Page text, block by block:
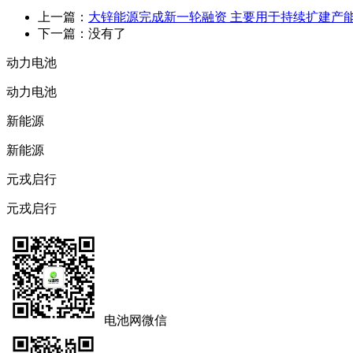
上一篇： 大锌能源完成新一轮融资 主要用于持续扩建产
下一篇：没有了
动力电池
动力电池
新能源
新能源
元戎启行
元戎启行
电池网微信